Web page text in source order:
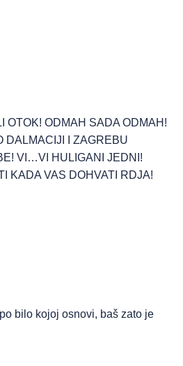
OTOK! ODMAH SADA ODMAH!
DALMACIJI I ZAGREBU
VI…VI HULIGANI JEDNI!
KADA VAS DOHVATI RDJA!
bilo kojoj osnovi, baš zato je